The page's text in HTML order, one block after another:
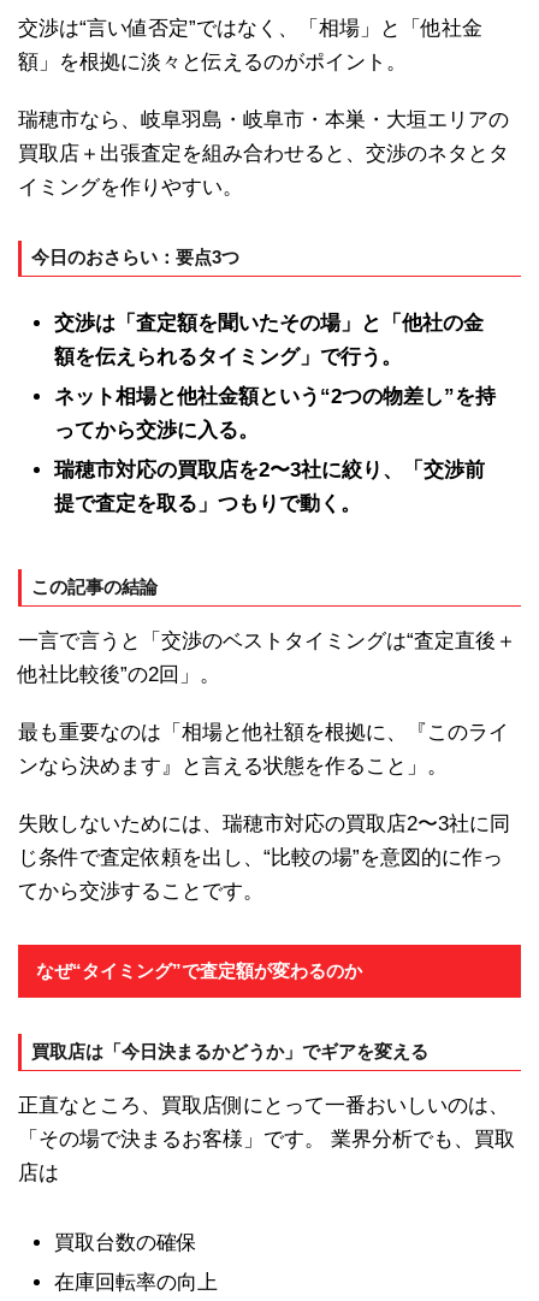
交渉は“言い値否定”ではなく、「相場」と「他社金
額」を根拠に淡々と伝えるのがポイント。
瑞穂市なら、岐阜羽島・岐阜市・本巣・大垣エリアの
買取店＋出張査定を組み合わせると、交渉のネタとタ
イミングを作りやすい。
今日のおさらい：要点3つ
交渉は「査定額を聞いたその場」と「他社の金
額を伝えられるタイミング」で行う。
ネット相場と他社金額という“2つの物差し”を持
ってから交渉に入る。
瑞穂市対応の買取店を2〜3社に絞り、「交渉前
提で査定を取る」つもりで動く。
この記事の結論
一言で言うと「交渉のベストタイミングは“査定直後＋
他社比較後”の2回」。
最も重要なのは「相場と他社額を根拠に、『このライ
ンなら決めます』と言える状態を作ること」。
失敗しないためには、瑞穂市対応の買取店2〜3社に同
じ条件で査定依頼を出し、“比較の場”を意図的に作っ
てから交渉することです。
なぜ“タイミング”で査定額が変わるのか
買取店は「今日決まるかどうか」でギアを変える
正直なところ、買取店側にとって一番おいしいのは、
「その場で決まるお客様」です。 業界分析でも、買取
店は
買取台数の確保
在庫回転率の向上